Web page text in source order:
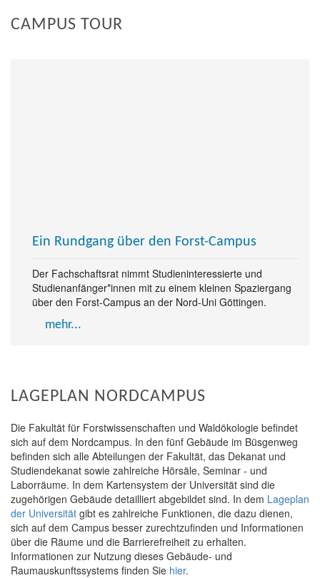
CAMPUS TOUR
Ein Rundgang über den Forst-Campus
Der Fachschaftsrat nimmt Studieninteressierte und
Studienanfänger*innen mit zu einem kleinen Spaziergang
über den Forst-Campus an der Nord-Uni Göttingen.
mehr...
LAGEPLAN NORDCAMPUS
Die Fakultät für Forstwissenschaften und Waldökologie befindet
sich auf dem Nordcampus. In den fünf Gebäude im Büsgenweg
befinden sich alle Abteilungen der Fakultät, das Dekanat und
Studiendekanat sowie zahlreiche Hörsäle, Seminar - und
Laborräume. In dem Kartensystem der Universität sind die
zugehörigen Gebäude detailliert abgebildet sind. In dem Lageplan
der Universität gibt es zahlreiche Funktionen, die dazu dienen,
sich auf dem Campus besser zurechtzufinden und Informationen
über die Räume und die Barrierefreiheit zu erhalten.
Informationen zur Nutzung dieses Gebäude- und
Raumauskunftssystems finden Sie hier.